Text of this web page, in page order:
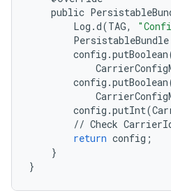
public
Log .d(TAG,
PersistableBundle
config .putBoolean
config .putBoolean
config .putInt(
// Check
return config ;
}
}